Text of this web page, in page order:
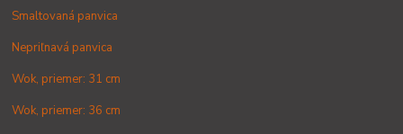
Smaltovaná panvica
Nepriľnavá panvica
Wok, priemer: 31 cm
Wok, priemer: 36 cm